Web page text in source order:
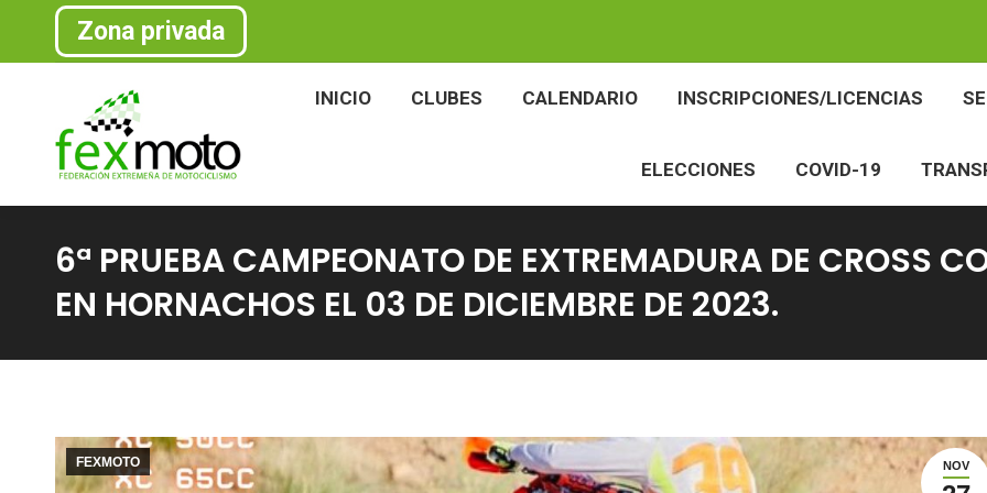
Zona privada
INICIO CLUBES CALENDARIO INSCRIPCIONES/LICENCIAS
ELECCIONES COVID-19
6ª PRUEBA CAMPEONATO DE EXTREMADURA DE CROSS
EN HORNACHOS EL 03 DE DICIEMBRE DE 2023.
NOV
FEXMOTO
ELECCIONES COVID-19